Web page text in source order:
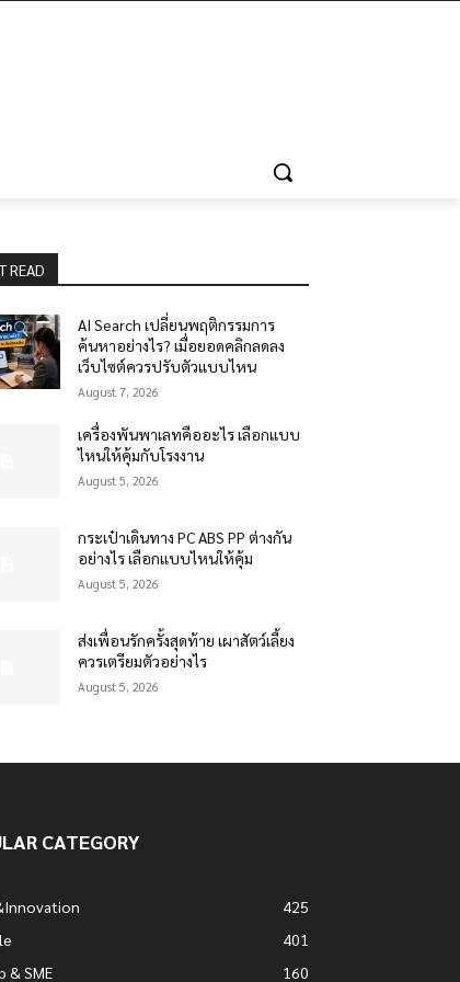
READ
AI Search เปลี่ยนพฤติกรรมการ
ค้นหาอย่างไร? เมื่อยอดคลิกลดลง
เว็บไซต์ควรปรับตัวแบบไหน
August 7, 2026
เครื่องพันพาเลทคืออะไร เลือกแบบ
ไหนให้คุ้มกับโรงงาน
August 5, 2026
กระเป๋าเดินทาง PC ABS PP ต่างกัน
อย่างไร เลือกแบบไหนให้คุ้ม
August 5, 2026
ส่งเพื่อนรักครั้งสุดท้าย เผาสัตว์เลี้ยง
ควรเตรียมตัวอย่างไร
August 5, 2026
CATEGORY
425
401
& SME
160